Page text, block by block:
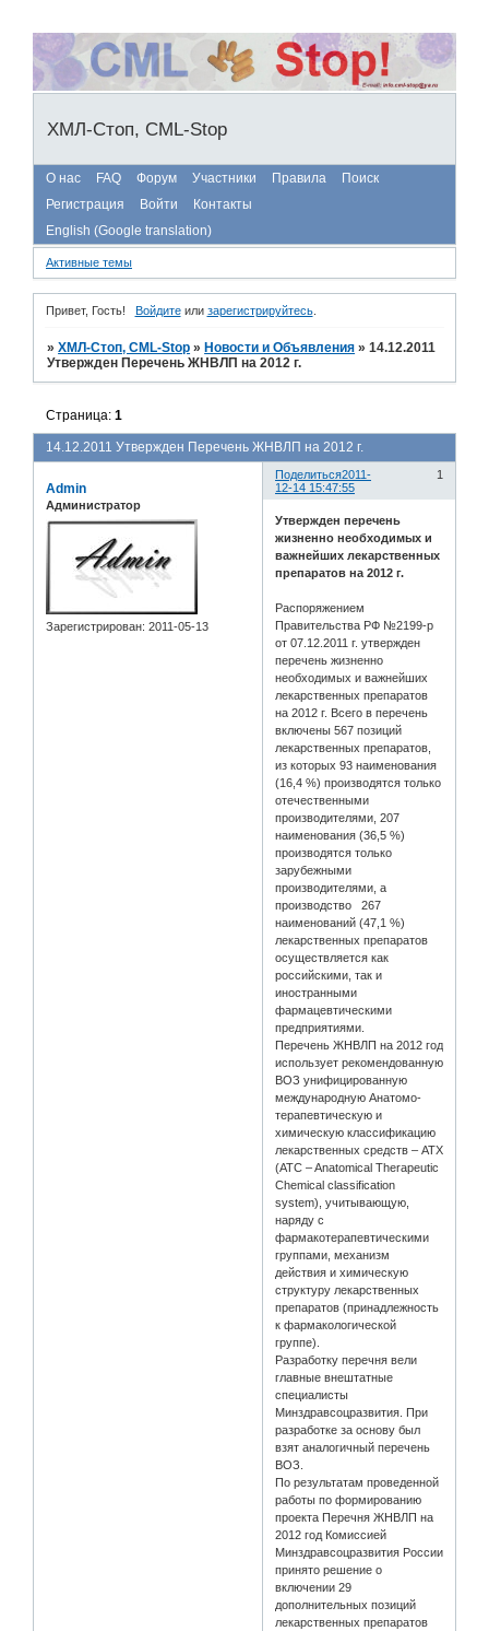
ХМЛ-Стоп, CML-Stop
О нас FAQ Форум Участники Правила
Поиск
Регистрация
Войти
Контакты
English (Google translation)
Активные темы
Привет, Гость! Войдитеили зарегистрируйтесь.
»ХМЛ-Стоп, CML-Stop » Новости и Объявления »14.12.2011
Утвержден Перечень ЖНВЛП на 2012 г.
14.12.2011 Утвержден Перечень ЖНВЛП на 2012 г.
Страница:1
Поделиться 1
2011-
12-14 15:47:55
Admin
Администратор
Зарегистрирован: 2011-05-13
Утвержден перечень
жизненно необходимых и
важнейших лекарственных
препаратов на 2012 г.
Распоряжением
Правительства РФ №2199-р
от 07.12.2011 г. утвержден
перечень жизненно
необходимых и важнейших
лекарственных препаратов
на 2012 г. Всего в перечень
включены 567 позиций
лекарственных препаратов,
из которых 93 наименования
(16,4 %) производятся только
отечественными
производителями, 207
наименования (36,5 %)
производятся только
зарубежными
производителями, а
производство 267
наименований (47,1 %)
лекарственных препаратов
осуществляется как
российскими, так и
иностранными
фармацевтическими
предприятиями.
Перечень ЖНВЛП на 2012 год
использует рекомендованную
ВОЗ унифицированную
международную Анатомо-
терапевтическую и
химическую классификацию
лекарственных средств – АТХ
(ATC – Anatomical Therapeutic
Chemical classification
system), учитывающую,
наряду с
фармакотерапевтическими
группами, механизм
действия и химическую
структуру лекарственных
препаратов (принадлежность
к фармакологической
группе).
Разработку перечня вели
главные внештатные
специалисты
Минздравсоцразвития. При
разработке за основу был
взят аналогичный перечень
ВОЗ.
По результатам проведенной
работы по формированию
проекта Перечня ЖНВЛП на
2012 год Комиссией
Минздравсоцразвития России
принято решение о
включении 29
дополнительных позиций
лекарственных препаратов